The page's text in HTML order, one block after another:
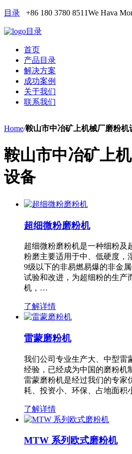
目录 +86 180 3780 8511We Hava
目录
首页
产品目录
解决方案
成功案例
关于我们
联系我们
Home/鞍山市中冶矿上机械厂磨粉机
鞍山市中冶矿上
设备
超细微粉磨粉机
超细微粉磨粉机是一种细粉及
粉磨主要适用于中、低硬度，
9级以下的非易燃易爆的非金
试验和改进，为超细粉的生产
机，…
了解详情
雷蒙磨粉机
我们公司专业生产大、中型雷
经验，已经成为中国的磨粉机
雷蒙磨粉机是经过我们的专家
耗、投资小、环保、占地面
了解详情
MTW 系列欧式磨粉机